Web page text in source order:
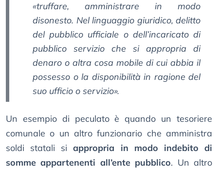
«truffare, amministrare in modo
disonesto. Nel linguaggio giuridico, delitto
del pubblico ufficiale o dell’incaricato di
pubblico servizio che si appropria di
denaro o altra cosa mobile di cui abbia il
possesso o la disponibilità in ragione del
suo ufficio o servizio».
Un esempio di peculato è quando un tesoriere
comunale o un altro funzionario che amministra
soldi statali siappropria in modo indebito di
somme appartenenti all’ente pubblico. Un altro